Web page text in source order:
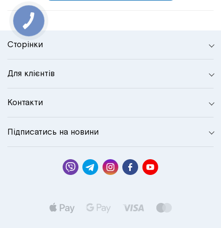
Сторінки
Для клієнтів
Контакти
Підписатись на новини